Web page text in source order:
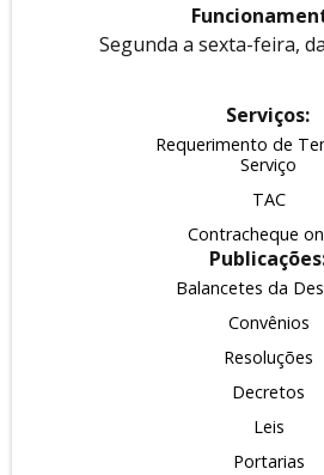
Segunda a sexta-feira,
Serviços:
Requerimento de
Serviço
TAC
Contracheque
Balancetes da
Convênios
Resoluções
Decretos
Leis
Portarias